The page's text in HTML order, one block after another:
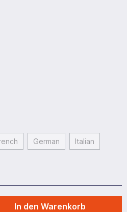
German Italian
In den Warenkorb